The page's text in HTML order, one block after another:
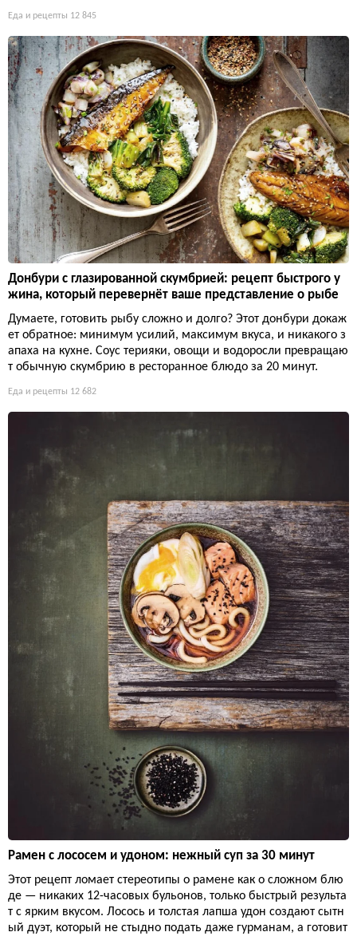
Еда и рецепты 12 845
Донбури с глазированной скумбрией: рецепт быстрого у
жина, который перевернёт ваше представление о рыбе
Думаете, готовить рыбу сложно и долго? Этот донбури докаж
ет обратное: минимум усилий, максимум вкуса, и никакого з
апаха на кухне. Соус терияки, овощи и водоросли превращаю
т обычную скумбрию в ресторанное блюдо за 20 минут.
Еда и рецепты 12 682
Рамен с лососем и удоном: нежный суп за 30 минут
Этот рецепт ломает стереотипы о рамене как о сложном блю
де — никаких 12-часовых бульонов, только быстрый результа
т с ярким вкусом. Лосось и толстая лапша удон создают сытн
ый дуэт, который не стыдно подать даже гурманам, а готовит